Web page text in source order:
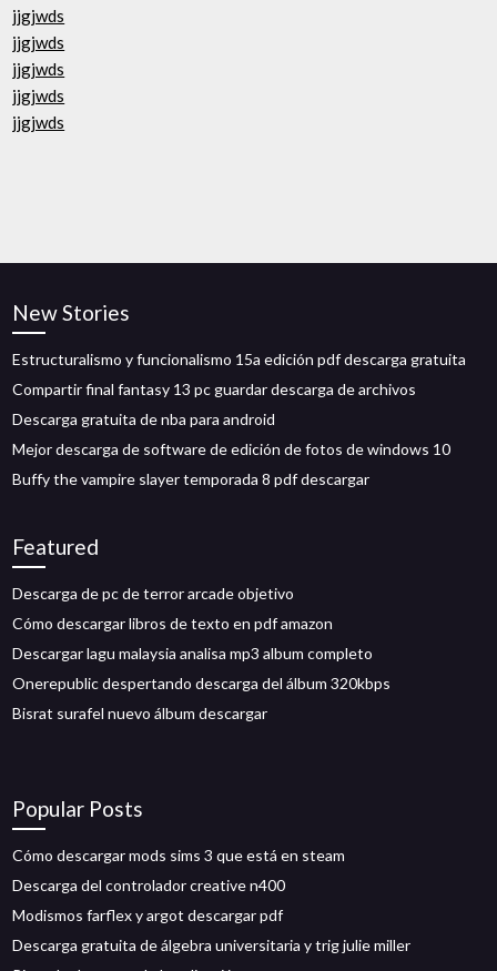
jjgjwds
jjgjwds
jjgjwds
jjgjwds
jjgjwds
New Stories
Estructuralismo y funcionalismo 15a edición pdf descarga gratuita
Compartir final fantasy 13 pc guardar descarga de archivos
Descarga gratuita de nba para android
Mejor descarga de software de edición de fotos de windows 10
Buffy the vampire slayer temporada 8 pdf descargar
Featured
Descarga de pc de terror arcade objetivo
Cómo descargar libros de texto en pdf amazon
Descargar lagu malaysia analisa mp3 album completo
Onerepublic despertando descarga del álbum 320kbps
Bisrat surafel nuevo álbum descargar
Popular Posts
Cómo descargar mods sims 3 que está en steam
Descarga del controlador creative n400
Modismos farflex y argot descargar pdf
Descarga gratuita de álgebra universitaria y trig julie miller